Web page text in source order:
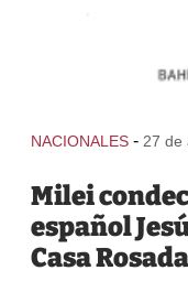
NACIONALES - 27 de
Milei
español
Casa Rosada